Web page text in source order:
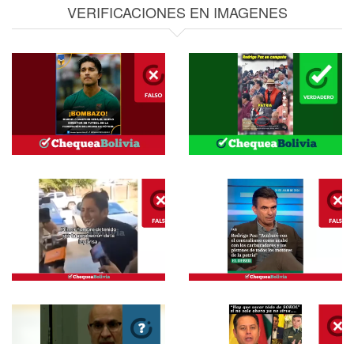
VERIFICACIONES EN IMAGENES